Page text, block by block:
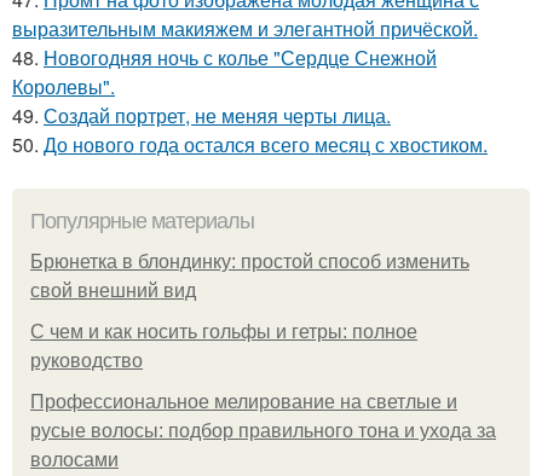
выразительным макияжем и элегантной причёской.
48. Новогодняя ночь с колье "Сердце Снежной
Королевы".
49. Создай портрет, не меняя черты лица.
50. До нового года остался всего месяц с хвостиком.
Популярные материалы
Брюнетка в блондинку: простой способ изменить
свой внешний вид
С чем и как носить гольфы и гетры: полное
руководство
Профессиональное мелирование на светлые и
русые волосы: подбор правильного тона и ухода за
волосами